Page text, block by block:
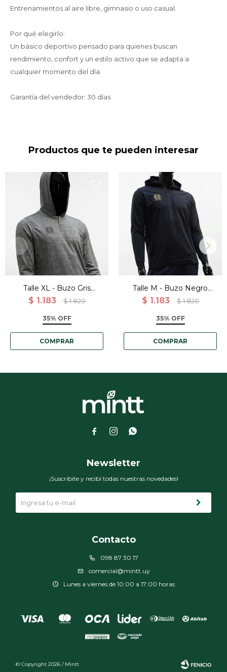
Entrenamientos al aire libre, gimnasio o uso casual.
Por qué elegirlo:
Un básico deportivo pensado para quienes buscan
rendimiento, confort y un estilo activo que se adapta a
cualquier momento del día.
Garantía del vendedor: 30 días
Productos que te pueden interesar
Talle XL - Buzo Gris
Canguro Deportivo
$ 1.183 $ 1.820
35% OFF
Talle M - Buzo Negro
Canguro Deportivo
$ 1.183 $ 1.820
35% OFF
  
Contacto
098 87 30 17
comercial@mintt.uy
Lunes a viernes de 10:00 a 17:00 horas
Newsletter
¡Suscribite y recibí todas nuestras novedades!
© Copyright 2026 / Mintt